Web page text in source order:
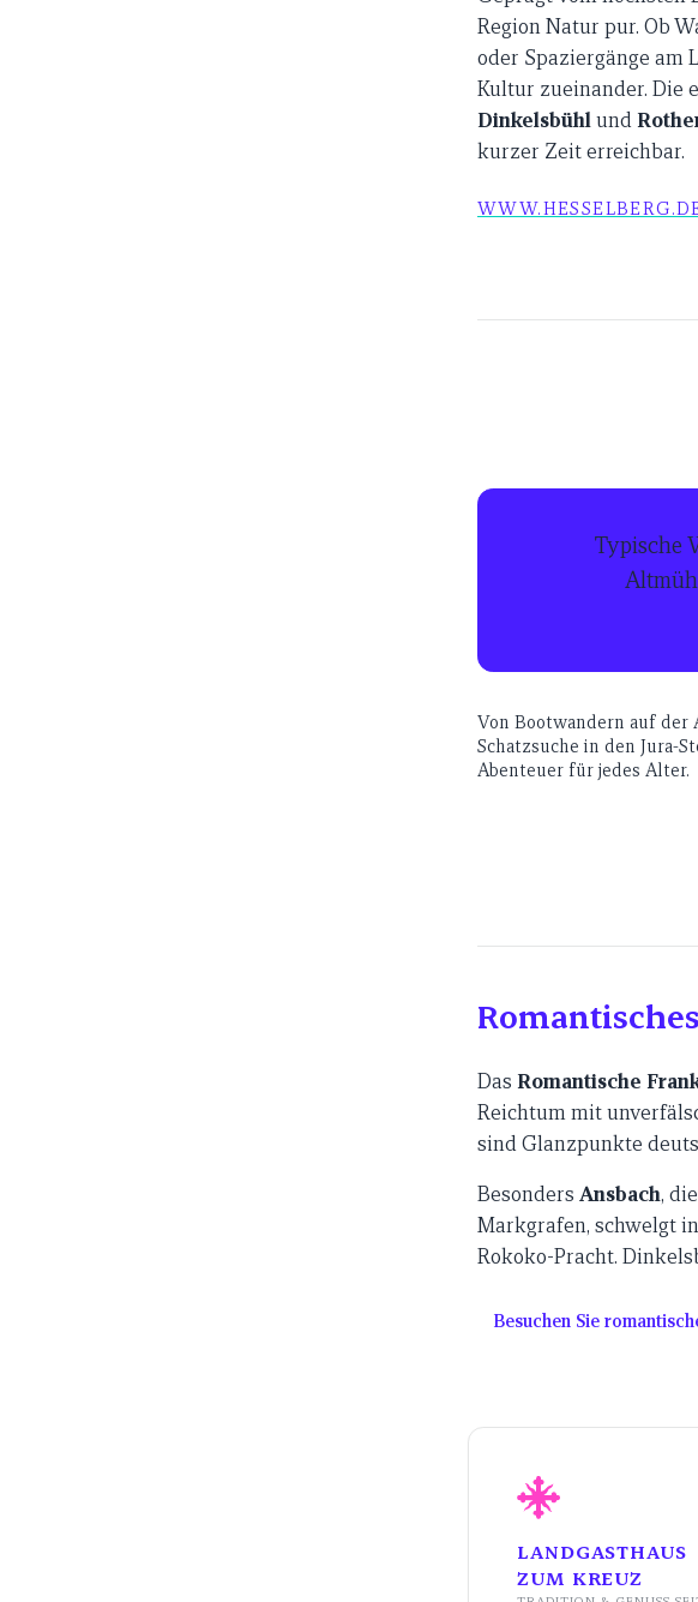
Region Natur pur. Ob
oder Spaziergänge am
Kultur zueinander. Die
Dinkelsbühlund
kurzer Zeit erreichbar.
Typische
Von Bootwandern auf
Schatzsuche in den Jura-
Abenteuer für jedes Alter.
Das Romantische
Reichtum mit unverfälschter Natur. Die Städte hier
sind Glanzpunkte
Besonders Ansbach,
Markgrafen, schwelgt
Rokoko-Pracht. Dinkelsbühl und Feuchtwangen
Besuchen Sie
LANDGASTHAUS
ZUM KREUZ